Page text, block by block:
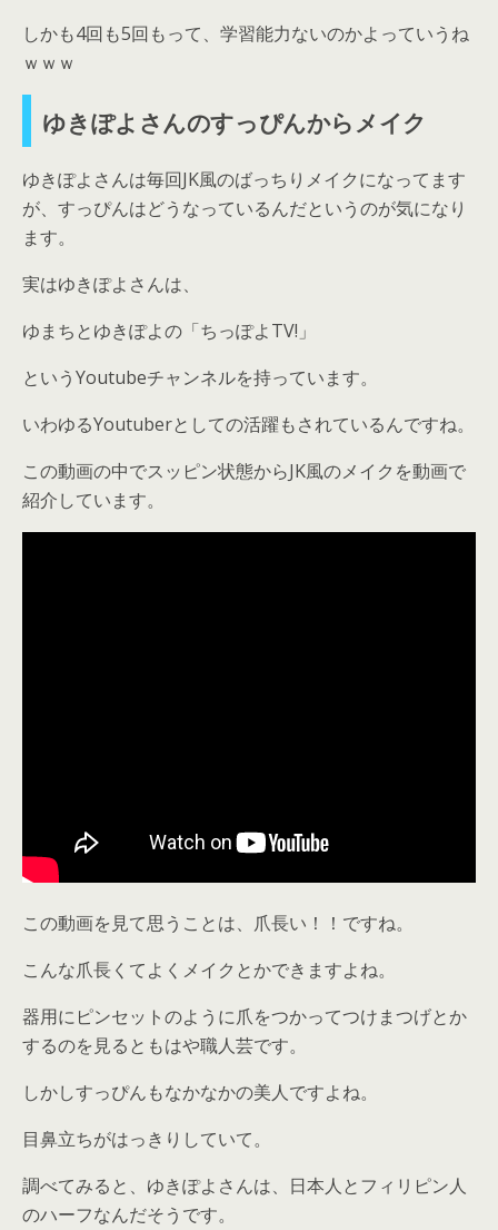
しかも4回も5回もって、学習能力ないのかよっていうね
ｗｗｗ
ゆきぽよさんのすっぴんからメイク
ゆきぽよさんは毎回JK風のばっちりメイクになってます
が、すっぴんはどうなっているんだというのが気になり
ます。
実はゆきぽよさんは、
ゆまちとゆきぽよの「ちっぽよTV!」
というYoutubeチャンネルを持っています。
いわゆるYoutuberとしての活躍もされているんですね。
この動画の中でスッピン状態からJK風のメイクを動画で
紹介しています。
この動画を見て思うことは、爪長い！！ですね。
こんな爪長くてよくメイクとかできますよね。
器用にピンセットのように爪をつかってつけまつげとか
するのを見るともはや職人芸です。
しかしすっぴんもなかなかの美人ですよね。
目鼻立ちがはっきりしていて。
調べてみると、ゆきぽよさんは、日本人とフィリピン人
のハーフなんだそうです。